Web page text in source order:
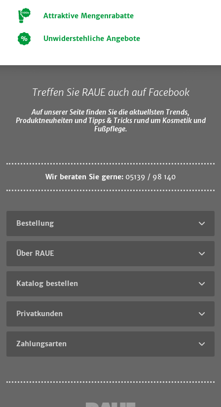
Attraktive Mengenrabatte
Unwiderstehliche Angebote
Treffen Sie RAUE auch auf Facebook
Auf unserer Seite finden Sie die aktuellsten Trends,
Produktneuheiten und Tipps & Tricks rund um Kosmetik und
Fußpflege.
Wir beraten Sie gerne: 05139 / 98 140
Bestellung
Über RAUE
Katalog bestellen
Privatkunden
Zahlungsarten